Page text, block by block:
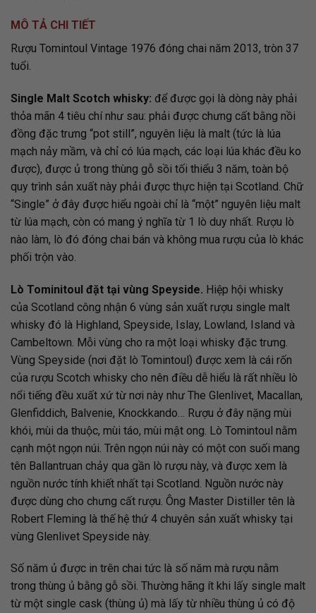
MÔ TẢ CHI TIẾT
Rượu Tomintoul Vintage 1976 đóng chai năm 2013, tròn 37
tuổi.
Single Malt Scotch whisky: để được gọi là dòng này phải
thỏa mãn 4 tiêu chí như sau: phải được chưng cất bằng nồi
đồng đặc trưng “pot still”, nguyên liệu là malt (tức là lúa
mạch nảy mầm, và chỉ có lúa mạch, các loại lúa khác đều ko
được), được ủ trong thùng gỗ sồi tối thiểu 3 năm, toàn bộ
quy trình sản xuất này phải được thực hiện tại Scotland. Chữ
“Single” ở đây được hiểu ngoài chỉ là “một” nguyên liệu malt
từ lúa mạch, còn có mang ý nghĩa từ 1 lò duy nhất. Rượu lò
nào làm, lò đó đóng chai bán và không mua rượu của lò khác
phối trộn vào.
Lò Tominitoul đặt tại vùng Speyside. Hiệp hội whisky
của Scotland công nhận 6 vùng sản xuất rượu single malt
whisky đó là Highland, Speyside, Islay, Lowland, Island và
Cambeltown. Mỗi vùng cho ra một loại whisky đặc trưng.
Vùng Speyside (nơi đặt lò Tomintoul) được xem là cái rốn
của rượu Scotch whisky cho nên điều dễ hiểu là rất nhiều lò
nổi tiếng đều xuất xứ từ nơi này như The Glenlivet, Macallan,
Glenfiddich, Balvenie, Knockkando… Rượu ở đây nặng mùi
khói, mùi da thuộc, mùi táo, mùi mật ong. Lò Tomintoul nằm
cạnh một ngọn núi. Trên ngọn núi này có một con suối mang
tên Ballantruan chảy qua gần lò rượu này, và được xem là
nguồn nước tính khiết nhất tại Scotland. Nguồn nước này
được dùng cho chưng cất rượu. Ông Master Distiller tên là
Robert Fleming là thế hệ thứ 4 chuyên sản xuất whisky tại
vùng Glenlivet Speyside này.
Số năm ủ được in trên chai tức là số năm mà rượu nằm
trong thùng ủ bằng gỗ sồi. Thường hãng ít khi lấy single malt
từ một single cask (thùng ủ) mà lấy từ nhiều thùng ủ có độ